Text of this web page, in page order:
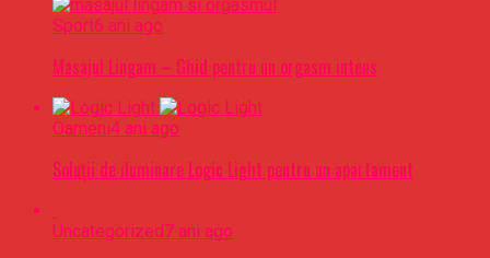
Sport6 ani ago
Masajul Lingam – Ghid pentru un orgasm intens
Oameni4 ani ago
Soluții de iluminare Logic Light pentru un apartament
Uncategorized7 ani ago